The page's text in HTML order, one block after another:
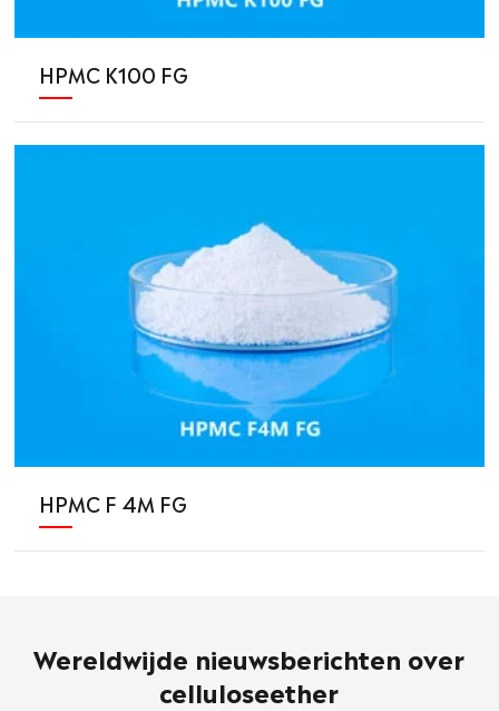
HPMC K100 FG
HPMC F 4M FG
Wereldwijde nieuwsberichten over
celluloseether